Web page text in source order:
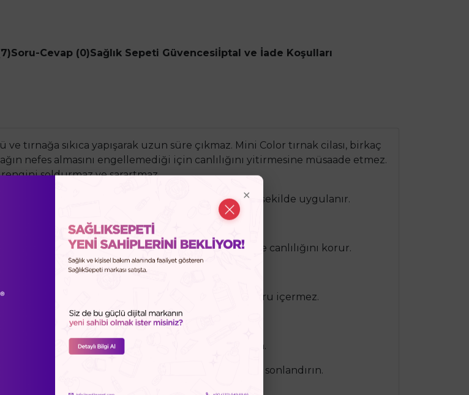
Soru-Cevap (0)Sağlık Sepeti Güvencesiİptal ve İade Koşulları
tırnağa sıkıca yapışarak uzun süre çıkmaz. Mini Color tırnak cilası, birkaç
nefes almasını engellemediği için canlılığını yitirmesine müsaade etmez.
rengini soldurmaz ve sarartmaz.
sayesinde oje, tırnağa kolay ve düzgün bir şekilde uygulanır.
sıkıca yapışarak uzun süre çıkmaz.
sürülse dahi tırnağın nefes almasına izin verir ve canlılığını korur.
rengini soldurmaz ve sarartmaz.
formaldehit, fitalat (DBP), kolofan, paraben ve kafuru içermez.
bileşenler içermez ve ağır metalleri barındırmaz.
Tırnakları korumak için bir alt taban uygulayın.
Sabitleyici: Oje sürme işlemini bir sabitleyici ile sonlandırın.